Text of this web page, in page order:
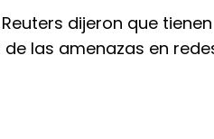
dijeron que tienen
las amenazas en